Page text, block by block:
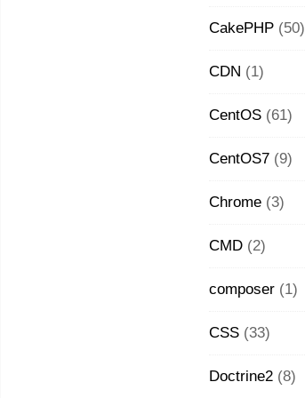
CakePHP (50)
CDN (1)
CentOS (61)
CentOS7 (9)
Chrome (3)
CMD (2)
composer (1)
CSS (33)
Doctrine2 (8)